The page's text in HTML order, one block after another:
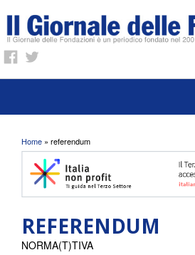
Tu sei qui
Home » referendum
REFERENDUM
NORMA(T)TIVA